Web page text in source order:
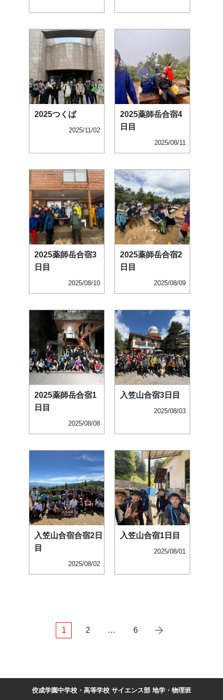
2025つくば
2025/11/02
2025薬師岳合宿4
日目
2025/08/11
2025薬師岳合宿3
日目
2025/08/10
2025薬師岳合宿2
日目
2025/08/09
2025薬師岳合宿1
日目
2025/08/08
入笠山合宿3日目
2025/08/03
入笠山合宿合宿2日
目
2025/08/02
入笠山合宿1日目
2025/08/01
1 2 … 6
佼成学園中学校・高等学校 サイエンス部 地学・物理班